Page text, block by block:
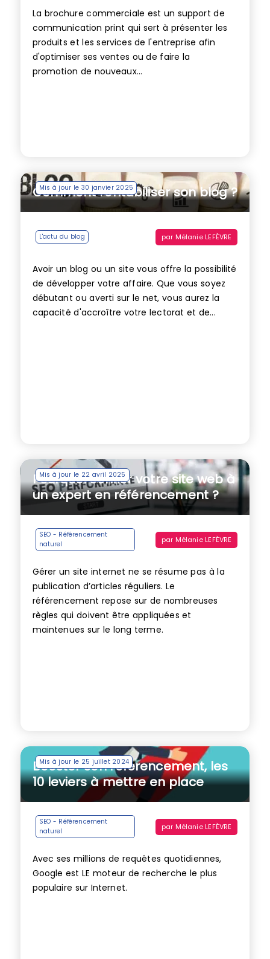
La brochure commerciale est un support de
communication print qui sert à présenter les
produits et les services de l'entreprise afin
d'optimiser ses ventes ou de faire la
promotion de nouveaux...
Mis à jour le 30 janvier 2025
Comment rentabiliser son blog ?
L'actu du blog par Mélanie LEFÈVRE
Avoir un blog ou un site vous offre la possibilité
de développer votre affaire. Que vous soyez
débutant ou averti sur le net, vous aurez la
capacité d'accroître votre lectorat et de...
Mis à jour le 22 avril 2025
Pourquoi confier votre site web à
un expert en référencement ?
SEO - Référencement
naturel
par Mélanie LEFÈVRE
Gérer un site internet ne se résume pas à la
publication d’articles réguliers. Le
référencement repose sur de nombreuses
règles qui doivent être appliquées et
maintenues sur le long terme.
Mis à jour le 25 juillet 2024
Booster son référencement, les
10 leviers à mettre en place
SEO - Référencement
naturel
par Mélanie LEFÈVRE
Avec ses millions de requêtes quotidiennes,
Google est LE moteur de recherche le plus
populaire sur Internet.